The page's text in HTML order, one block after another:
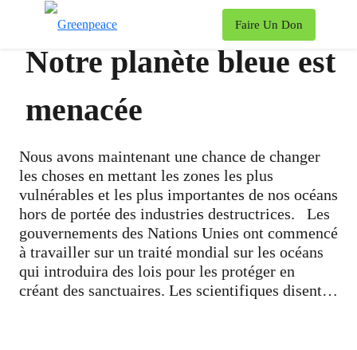
Faire Un Don
Notre planète bleue est
menacée
Nous avons maintenant une chance de changer
les choses en mettant les zones les plus
vulnérables et les plus importantes de nos océans
hors de portée des industries destructrices.
Les
gouvernements des Nations Unies ont commencé
à travailler sur un traité mondial sur les océans
qui introduira des lois pour les protéger en
créant des sanctuaires. Les scientifiques disent